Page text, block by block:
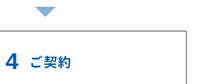
ご契約